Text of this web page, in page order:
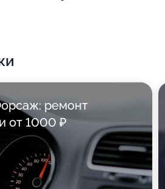
ремонт
от 1000 ₽